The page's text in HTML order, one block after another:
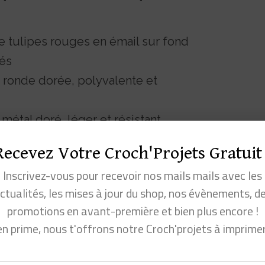
tulipes rouges en émail sur fond
dorée, polyvalente et
doré, léger et résistant
le crochet, le tricot et le crochet
au crochetet crochète toi-même tes plus
maille ?
de tout.e crocheteur.se qui veut
Votre Croch'Projets Gratuit
Inscrivez-vous pour recevoir nos mails mails avec les
les mises à jour du shop, nos évènements,
promotions en avant-première et bien plus encore !
prime, nous t'offrons notre Croch'projets à